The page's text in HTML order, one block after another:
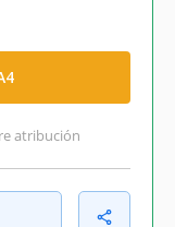
atribución